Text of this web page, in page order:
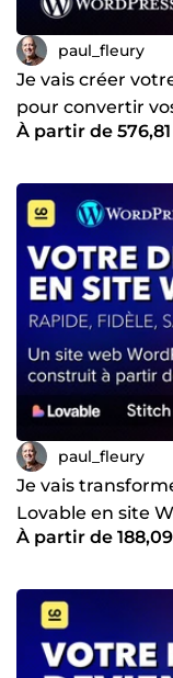
paul_fleury
Je vais créer
pour convertir
À partir de 576,81
paul_fleury
Je vais
Lovable en site
À partir de